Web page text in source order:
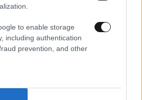
to enable storage
including authentication
prevention, and other